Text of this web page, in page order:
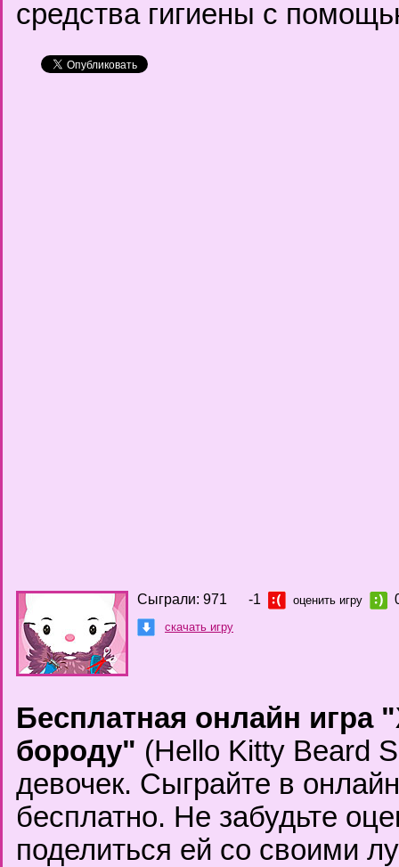
средства гигиены с
Сыграли: 971 -1 оценить игру
скачать игру
Бесплатная онлайн игра
бороду" (Hello Kitty Beard
девочек. Сыграйте в
бесплатно. Не забудьте
поделиться ей со своими